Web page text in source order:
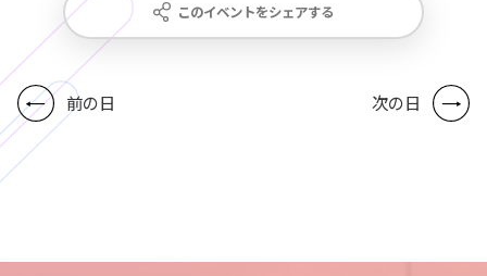
このイベントをシェアする
前の日 次の日